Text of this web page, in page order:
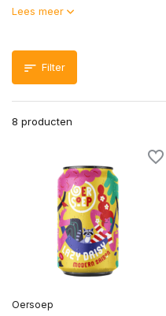
Lees meer
Filter
8 producten
Oersoep